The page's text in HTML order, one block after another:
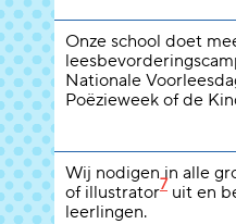
Onze school doet
Nationale
Poëzieweek of de
Wij nodigen in alle
of illustrator7 uit en
leerlingen.